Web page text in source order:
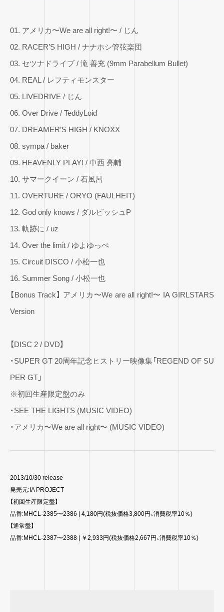
01. アメリカ〜We are all right!〜 / じん
02. RACER’S HIGH / ナナホシ管弦楽団
03. セツナドライブ / 滝 善充 (9mm Parabellum Bullet)
04. REAL / レフティモンスター
05. LIVEDRIVE / じん
06. Over Drive / TeddyLoid
07. DREAMER’S HIGH / KNOXX
08. sympa / baker
09. HEAVENLY PLAY! / 中西 亮輔
10. サマークイーン / 石風呂
11. OVERTURE / ORYO (FAULHEIT)
12. God only knows / ダルビッシュP
13. 軌跡に / uz
14. Over the limit / ゆよゆっぺ
15. Circuit DISCO / 小松一也
16. Summer Song / 小松一也
【Bonus Track】 アメリカ〜We are all right!〜 IA GIRLSTARS
Version
【DISC 2 / DVD】
・SUPER GT 20周年記念ヒストリー映像集「REGEND OF SU
PER GT」
※初回生産限定盤のみ
・SEE THE LIGHTS (MUSIC VIDEO)
・アメリカ〜We are all right〜 (MUSIC VIDEO)
2013/10/30 release
発売元:IA PROJECT
【初回生産限定盤】
品番:MHCL-2385〜2386 | 4,180円(税抜価格3,800円、消費税率10％)
【通常盤】
品番:MHCL-2387〜2388 | ￥2,933円(税抜価格2,667円、消費税率10％)